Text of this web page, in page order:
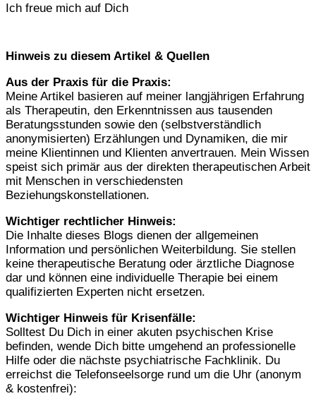
Ich freue mich auf Dich
Hinweis zu diesem Artikel & Quellen
Aus der Praxis für die Praxis:
Meine Artikel basieren auf meiner langjährigen Erfahrung
als Therapeutin, den Erkenntnissen aus tausenden
Beratungsstunden sowie den (selbstverständlich
anonymisierten) Erzählungen und Dynamiken, die mir
meine Klientinnen und Klienten anvertrauen. Mein Wissen
speist sich primär aus der direkten therapeutischen Arbeit
mit Menschen in verschiedensten
Beziehungskonstellationen.
Wichtiger rechtlicher Hinweis:
Die Inhalte dieses Blogs dienen der allgemeinen
Information und persönlichen Weiterbildung. Sie stellen
keine therapeutische Beratung oder ärztliche Diagnose
dar und können eine individuelle Therapie bei einem
qualifizierten Experten nicht ersetzen.
Wichtiger Hinweis für Krisenfälle:
Solltest Du Dich in einer akuten psychischen Krise
befinden, wende Dich bitte umgehend an professionelle
Hilfe oder die nächste psychiatrische Fachklinik. Du
erreichst die Telefonseelsorge rund um die Uhr (anonym
& kostenfrei):